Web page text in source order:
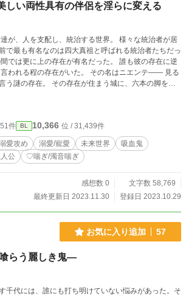
しい両性具有の伴侶を淫らに変える
が、人を支配し、統治する世界。 様々な統治者が居
で最も有名なのは四大真祖と呼ばれる統治者たちだっ
に上の存在が有名だった。 誰も彼の存在に逆
う謎の存在。 その存在が住まう城に、六本の脚をも
ような六本脚の無数の馬たちが引く大型の馬車が向か
ば絶世の美貌を持つ青年が花嫁衣装を纏っていた──
件 BL 10,366 位 / 31,439件
愛攻め 溺愛/寵愛 未来世界
吸血鬼
公 ♡喘ぎ/濁音喘ぎ
感想数 0
文字数 58,769
最終更新日 2023.11.30
登録日 2023.10.29
お気に入り追加 57
らう麗しき鬼―
千代には、誰にも打ち明けていない悩みがあった。そ